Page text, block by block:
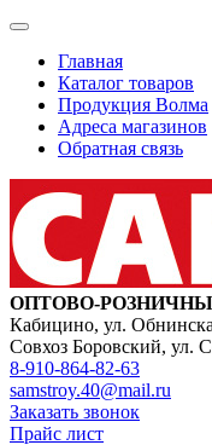
Главная
Каталог товаров
Продукция Волма
Адреса магазинов
Обратная связь
ОПТОВО-
Кабицино, ул.
Совхоз Боровский, ул.
8-910-864-82-63
samstroy.40@mail.ru
Заказать звонок
Прайс лист